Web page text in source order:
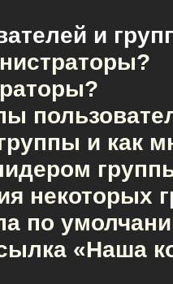
и
и как
некоторых
по
«Наша